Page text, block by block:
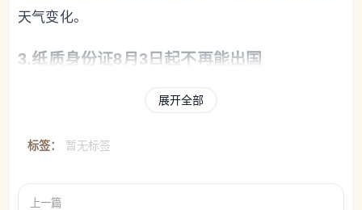
天气变化。
3.纸质身份证8月3日起不再能出国
7月7日Quifinanza消息，根据欧盟条例，自2026年8
月3日起，传统的纸质身份证将不再有效用于出国旅
行。为应对电子身份证 CIE 办理等待时间过长的问
证件为纸质形式，有效期最长六个月，不可续期，签
展开全部
标签： 暂无标签
上一篇